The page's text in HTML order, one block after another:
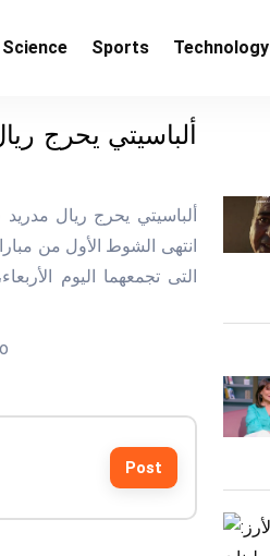
Science Sports Technology
ألباسيتي يحرج
Post